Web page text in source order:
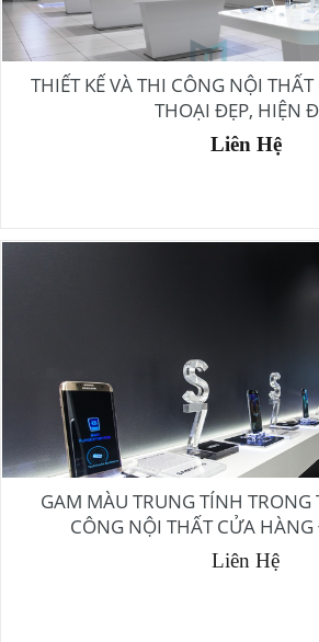
THIẾT KẾ VÀ THI CÔNG NỘI
THOẠI ĐẸP, HIỆN
Liên Hệ
GAM MÀU TRUNG TÍNH TRONG
CÔNG NỘI THẤT CỬA
Liên Hệ